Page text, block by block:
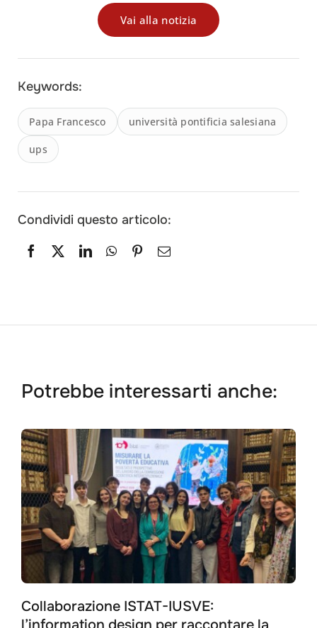
Vai alla notizia
Keywords:
Papa Francesco università pontificia salesiana
ups
Condividi questo articolo:
Potrebbe interessarti anche:
Collaborazione ISTAT-IUSVE:
Search